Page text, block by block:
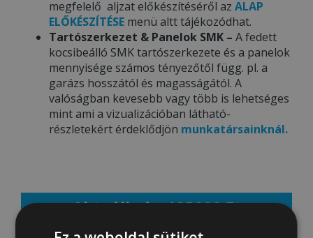
megfelelő aljzat előkészítéséről az ALAP
ELŐKÉSZÍTÉSE menü altt tájékozódhat.
Tartószerkezet & Panelok SMK – A fedett
kocsibeálló SMK tartószerkezete és a panelok
mennyisége számos tényezőtől függ. pl. a
garázs hosszától és magasságától. A
valóságban kevesebb vagy több is lehetséges
mint ami a vizualizációban látható-
részletekért érdeklődjön munkatársainknál.
Aktuális ár: 125000 Ft